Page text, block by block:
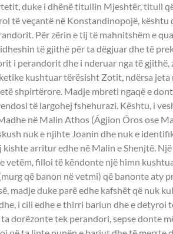
duke i dhënë titullin Mjeshtër, titull
të veçantë në Konstandinopojë,
Për zërin e tij të mahnitshëm e
të gjithë për ta dëgjuar dhe të
i perandorit dhe i nderuar nga të gjithë,
kushtuar tërësisht Zotit, ndërsa
shpirtërore. Madje mbreti ngaqë e
të largohej fshehurazi. Kështu, i
në Malin Athos (Ágjion Óros ose
nuk e njihte Joanin dhe nuk e
arritur edhe në Malin e Shenjtë.
vetëm, filloi të këndonte një himn
që banon në vetmi) që banonte aty
madje duke parë edhe kafshët që nuk
i cili edhe e thirri bariun dhe e
dorëzonte tek perandori, sepse donte